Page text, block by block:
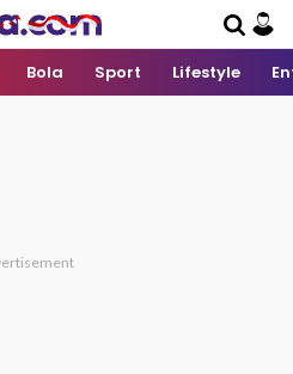
Bola Sport Lifestyle